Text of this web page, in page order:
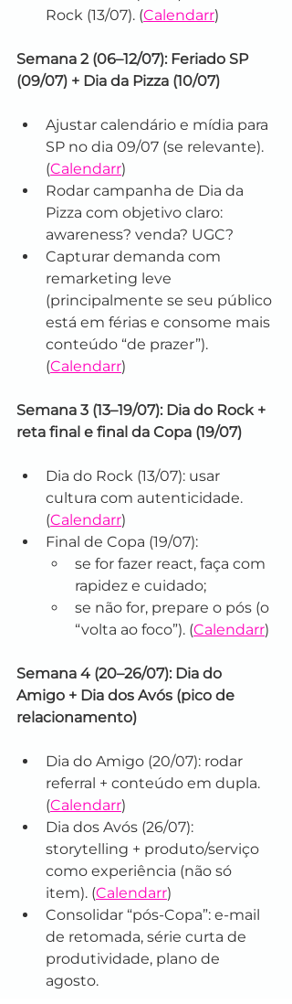
Rock (13/07). (Calendarr)
Semana 2 (06–12/07): Feriado SP
(09/07) + Dia da Pizza (10/07)
Ajustar calendário e mídia para
SP no dia 09/07 (se relevante).
(Calendarr)
Rodar campanha de Dia da
Pizza com objetivo claro:
awareness? venda? UGC?
Capturar demanda com
remarketing leve
(principalmente se seu público
está em férias e consome mais
conteúdo “de prazer”).
(Calendarr)
Semana 3 (13–19/07): Dia do Rock +
reta final e final da Copa (19/07)
Dia do Rock (13/07): usar
cultura com autenticidade.
(Calendarr)
Final de Copa (19/07):
se for fazer react, faça com
rapidez e cuidado;
se não for, prepare o pós (o
“volta ao foco”). (Calendarr)
Semana 4 (20–26/07): Dia do
Amigo + Dia dos Avós (pico de
relacionamento)
Dia do Amigo (20/07): rodar
referral + conteúdo em dupla.
(Calendarr)
Dia dos Avós (26/07):
storytelling + produto/serviço
como experiência (não só
item). (Calendarr)
Consolidar “pós-Copa”: e-mail
de retomada, série curta de
produtividade, plano de
agosto.